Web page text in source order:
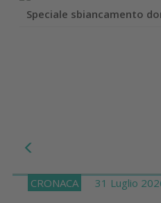
Case report con linee
CRONACA 31 Luglio